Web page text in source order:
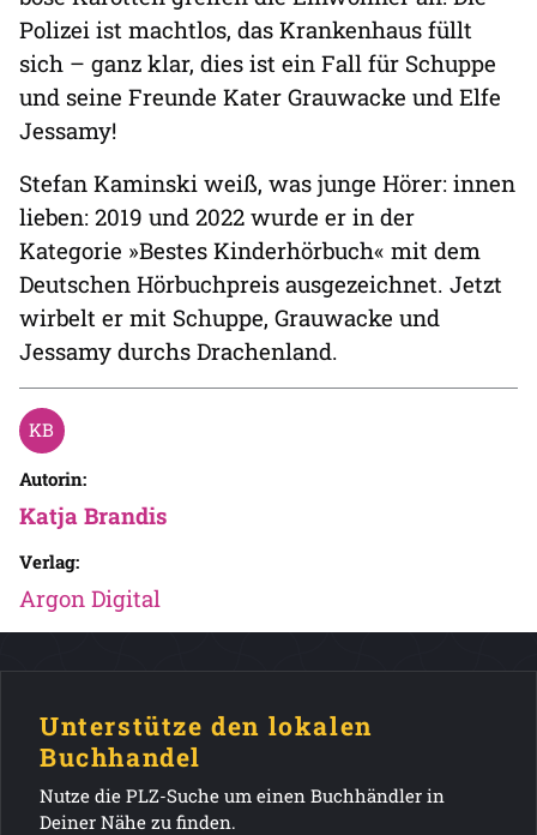
Polizei ist machtlos, das Krankenhaus füllt
sich – ganz klar, dies ist ein Fall für Schuppe
und seine Freunde Kater Grauwacke und Elfe
Jessamy!
Stefan Kaminski weiß, was junge Hörer: innen
lieben: 2019 und 2022 wurde er in der
Kategorie »Bestes Kinderhörbuch« mit dem
Deutschen Hörbuchpreis ausgezeichnet. Jetzt
wirbelt er mit Schuppe, Grauwacke und
Jessamy durchs Drachenland.
Autorin:
Katja Brandis
Verlag:
Argon Digital
Unterstütze den lokalen
Buchhandel
Nutze die PLZ-Suche um einen Buchhändler in
Deiner Nähe zu finden.